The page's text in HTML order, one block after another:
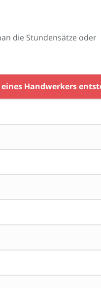
die Stundensätze oder
Handwerkers